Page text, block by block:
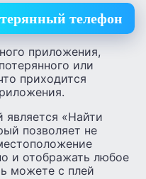
телефон
приложения,
или
приходится
«Найти
позволяет не
и отображать любое
можете с плей